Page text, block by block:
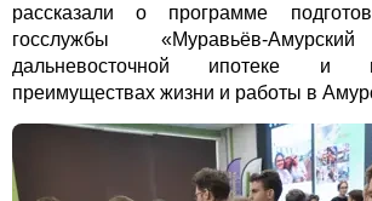
рассказали о программе
госслужбы «Муравьёв-
дальневосточной ипотеке и
преимуществах жизни и работы в